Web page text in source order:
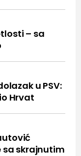
– sa
u PSV:
Hrvat
sa skrajnutim